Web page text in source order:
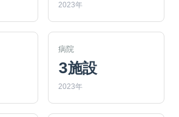
2023年
病院
3施設
2023年